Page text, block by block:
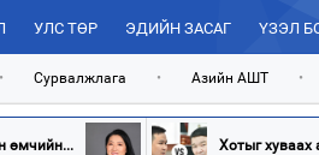
УЛС ТӨР ЭДИЙН ЗАСАГ ҮЗЭЛ
• Сурвалжлага • Азийн АШТ •
өмчийн... Хотыг хуваах